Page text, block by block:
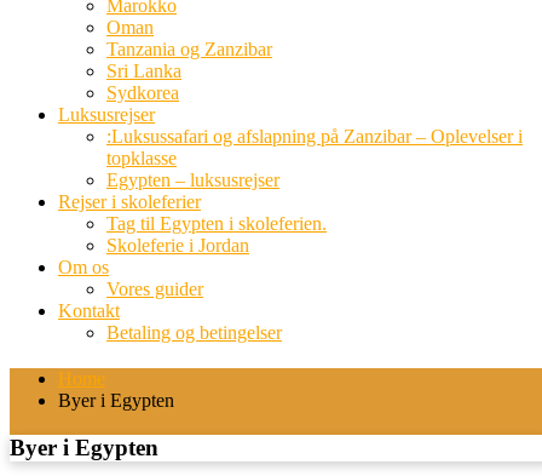
Marokko
Oman
Tanzania og Zanzibar
Sri Lanka
Sydkorea
Luksusrejser
:Luksussafari og afslapning på Zanzibar – Oplevelser i
topklasse
Egypten – luksusrejser
Rejser i skoleferier
Tag til Egypten i skoleferien.
Skoleferie i Jordan
Om os
Vores guider
Kontakt
Betaling og betingelser
Home
Byer i Egypten
Byer i Egypten